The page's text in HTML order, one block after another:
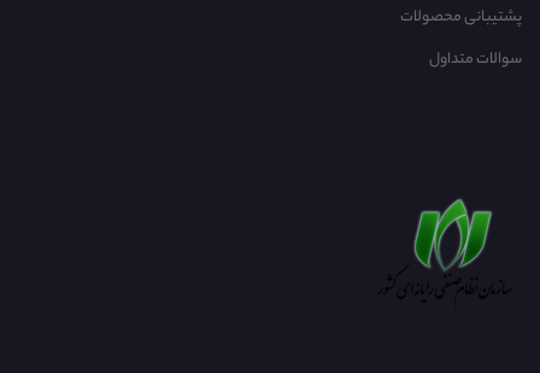
پشتیبانی محصولات
سوالات متداول